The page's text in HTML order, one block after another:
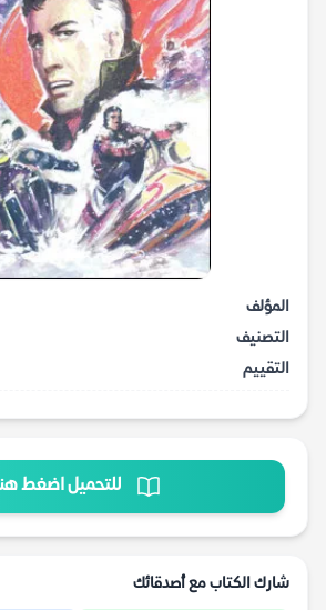
المؤلف
التصنيف
التقييم
للتحميل اضغط
شارك الكتاب مع أصدقائك